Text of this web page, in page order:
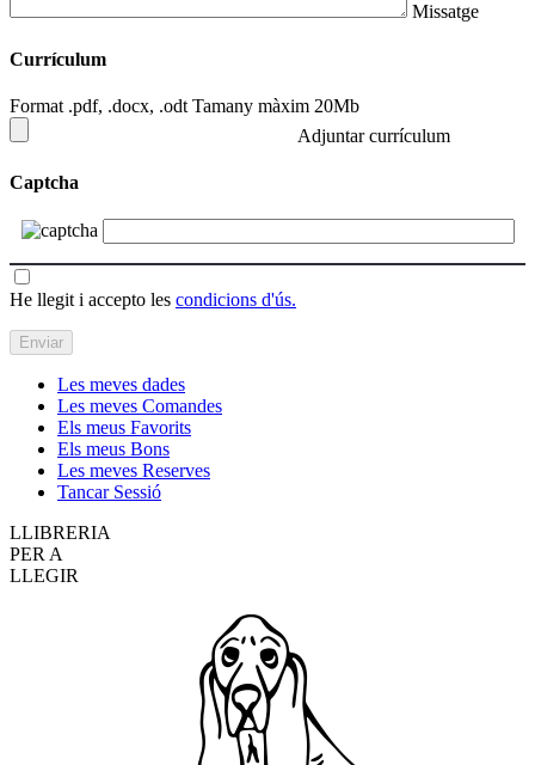
Missatge
Currículum
Format .pdf, .docx, .odt Tamany màxim 20Mb
Adjuntar currículum
Captcha
He llegit i accepto les condicions d'ús.
Les meves dades
Les meves Comandes
Els meus Favorits
Els meus Bons
Les meves Reserves
Tancar Sessió
LLIBRERIA
PER A
LLEGIR